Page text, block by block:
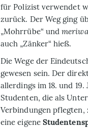
für Polizist verwendet
zurück. Der Weg ging
„Mohrrübe“ undmeriwa
auch „Zänker“ hieß.
Die Wege der
gewesen sein. Der
allerdings im 18. und
Studenten, die als
Verbindungen pflegten,
eine eigene